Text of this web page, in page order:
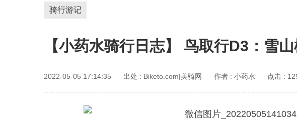
骑行游记
【小药水骑行日志】 鸟取行D3：雪
2022-05-05 17:14:35 出处 : Biketo.com|美骑网 作者 : 小药水 点击 :